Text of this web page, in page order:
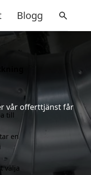
Blogg
vår offerttjänst får
till
en
välja